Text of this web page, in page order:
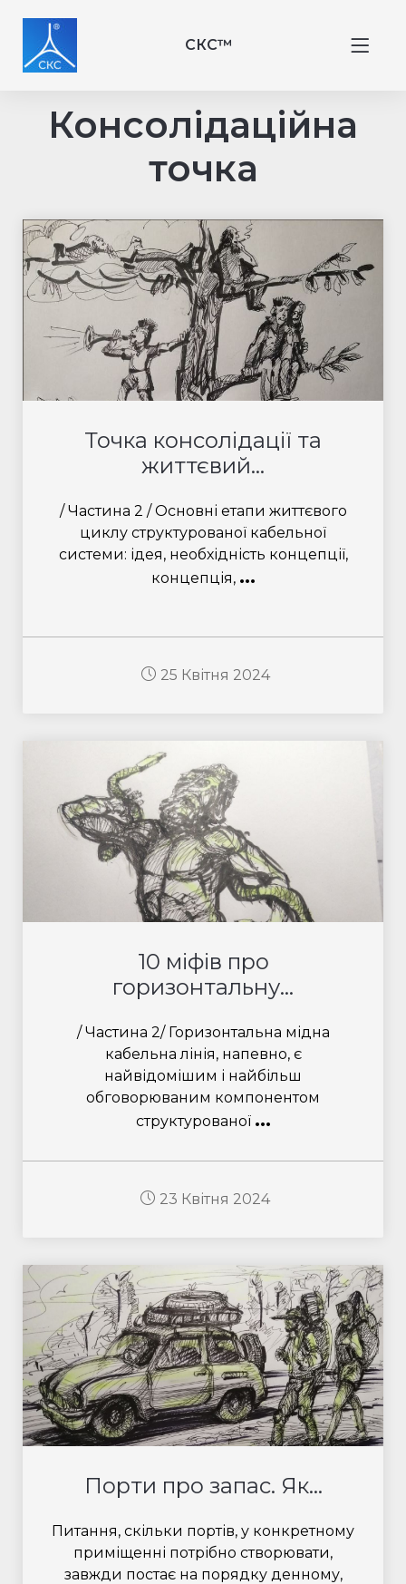
СКС™
Консолідаційна
точка
Точка консолідації та
життєвий...
/ Частина 2 / Основні етапи життєвого
циклу структурованої кабельної
системи: ідея, необхідність концепції,
концепція, ...
25 Квітня 2024
10 міфів про
горизонтальну...
/ Частина 2/ Горизонтальна мідна
кабельна лінія, напевно, є
найвідомішим і найбільш
обговорюваним компонентом
структурованої ...
23 Квітня 2024
Порти про запас. Як...
Питання, скільки портів, у конкретному
приміщенні потрібно створювати,
завжди постає на порядку денному,